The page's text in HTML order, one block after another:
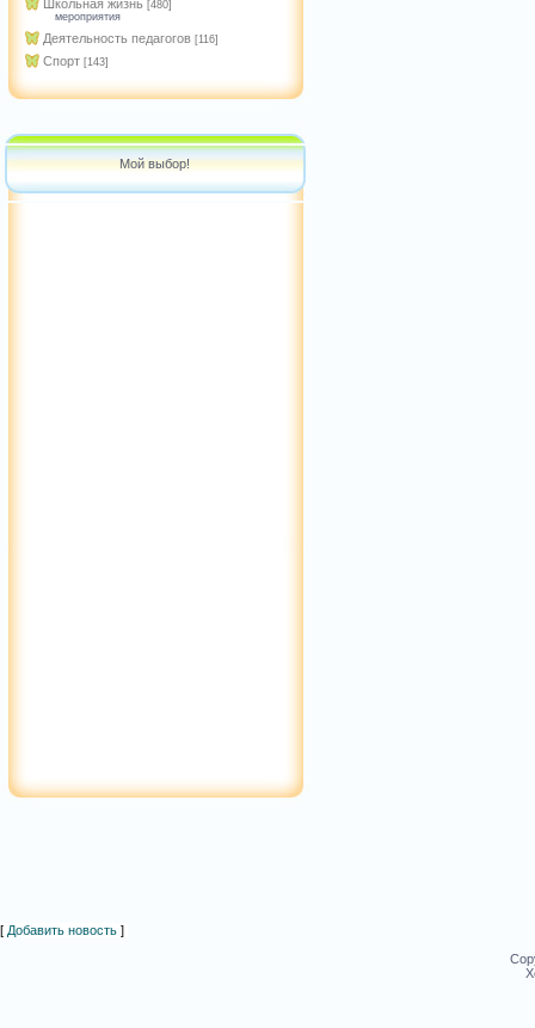
Школьная жизнь [480]
мероприятия
Деятельность педагогов [116]
Спорт [143]
Мой выбор!
[ Добавить новость ]